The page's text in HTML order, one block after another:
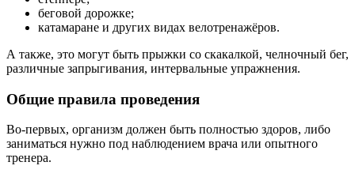
беговой дорожке;
катамаране и других видах велотренажёров.
А также, это могут быть прыжки со скакалкой, челночный бег,
различные запрыгивания, интервальные упражнения.
Общие правила проведения
Во-первых, организм должен быть полностью здоров, либо
заниматься нужно под наблюдением врача или опытного
тренера.